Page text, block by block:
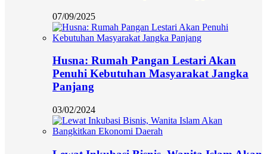
07/09/2025
Husna: Rumah Pangan Lestari Akan
Penuhi Kebutuhan Masyarakat Jangka
Panjang
03/02/2024